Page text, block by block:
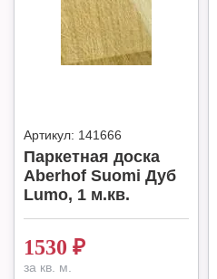
Артикул: 141666
Паркетная доска
Aberhof Suomi Дуб
Lumo, 1 м.кв.
1530 ₽
за кв. м.